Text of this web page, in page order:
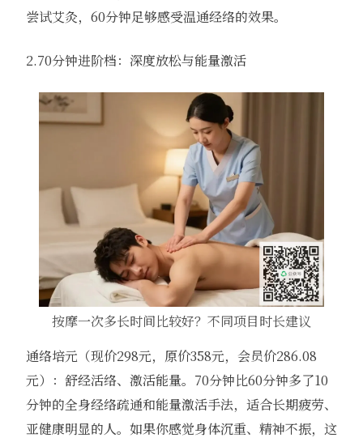
尝试艾灸，60分钟足够感受温通经络的效果。
2.70分钟进阶档：深度放松与能量激活
按摩一次多长时间比较好？不同项目时长建议
通络培元（现价298元，原价358元，会员价286.08
元）：舒经活络、激活能量。70分钟比60分钟多了10
分钟的全身经络疏通和能量激活手法，适合长期疲劳、
亚健康明显的人。如果你感觉身体沉重、精神不振，这